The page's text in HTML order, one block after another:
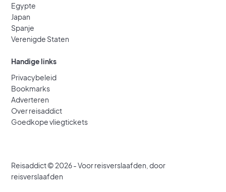
Egypte
Japan
Spanje
Verenigde Staten
Handige links
Privacybeleid
Bookmarks
Adverteren
Over reisaddict
Goedkope vliegtickets
Reisaddict © 2026 - Voor reisverslaafden, door
reisverslaafden